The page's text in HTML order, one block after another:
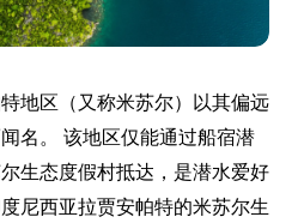
地区（又称米苏尔）以其偏远
名。 该地区仅能通过船宿潜
生态度假村抵达，是潜水爱好
尼西亚拉贾安帕特的米苏尔生